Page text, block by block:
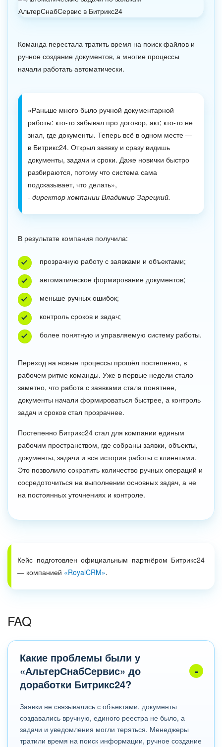
Команда перестала тратить время на поиск файлов и
ручное создание документов, а многие процессы
начали работать автоматически.
«Раньше много было ручной документарной
работы: кто-то забывал про договор, акт; кто-то не
знал, где документы. Теперь всё в одном месте —
в Битрикс24. Открыл заявку и сразу видишь
документы, задачи и сроки. Даже новички быстро
разбираются, потому что система сама
подсказывает, что делать»,
- директор компании Владимир Зарецкий.
В результате компания получила:
прозрачную работу с заявками и объектами;
автоматическое формирование документов;
меньше ручных ошибок;
контроль сроков и задач;
более понятную и управляемую систему работы.
Переход на новые процессы прошёл постепенно, в
рабочем ритме команды. Уже в первые недели стало
заметно, что работа с заявками стала понятнее,
документы начали формироваться быстрее, а контроль
задач и сроков стал прозрачнее.
Постепенно Битрикс24 стал для компании единым
рабочим пространством, где собраны заявки, объекты,
документы, задачи и вся история работы с клиентами.
Это позволило сократить количество ручных операций и
сосредоточиться на выполнении основных задач, а не
на постоянных уточнениях и контроле.
Кейс подготовлен официальным партнёром Битрикс24
— компанией «RoyalCRM».
FAQ
Какие проблемы были у
«АльтерСнабСервис» до
доработки Битрикс24?
Заявки не связывались с объектами, документы
создавались вручную, единого реестра не было, а
задачи и уведомления могли теряться. Менеджеры
тратили время на поиск информации, ручное создание